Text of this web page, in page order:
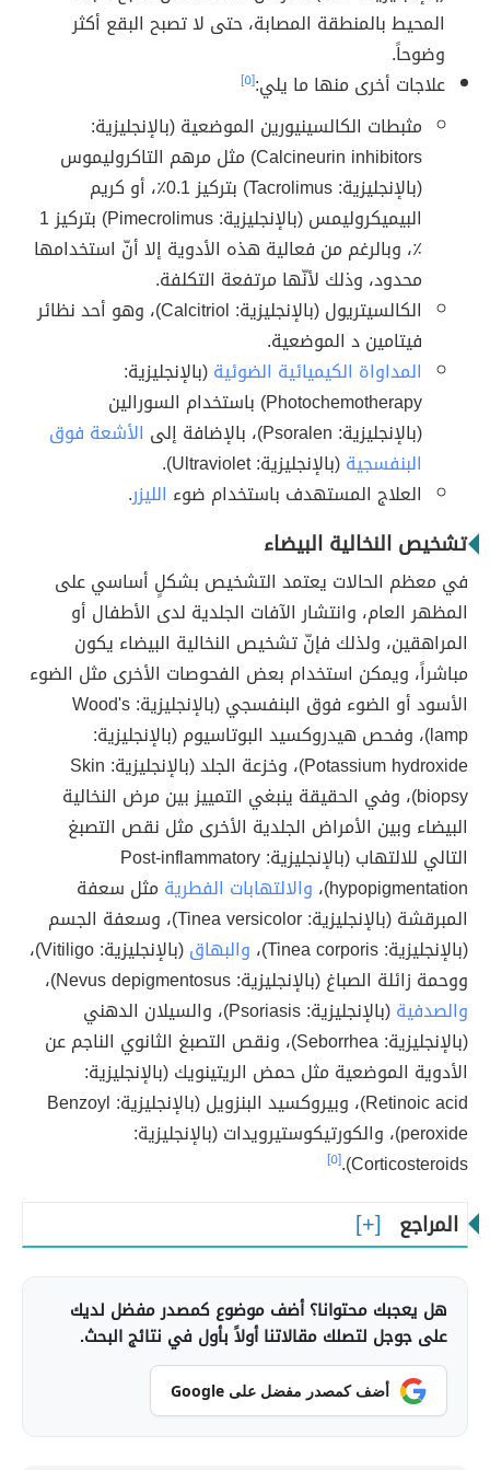
المحيط بالمنطقة المصابة، حتى لا تصبح البقع أكثر
وضوحاً.
علاجات أخرى منها ما يلي:[٥]
مثبطات الكالسينيورين الموضعية (بالإنجليزية:
Calcineurin inhibitors) مثل مرهم التاكروليموس
(بالإنجليزية: Tacrolimus) بتركيز 0.1٪، أو كريم
البيميكروليمس (بالإنجليزية: Pimecrolimus) بتركيز 1
٪، وبالرغم من فعالية هذه الأدوية إلا أنّ استخدامها
محدود، وذلك لأنّها مرتفعة التكلفة.
الكالسيتريول (بالإنجليزية: Calcitriol)، وهو أحد نظائر
فيتامين د الموضعية.
المداواة الكيميائية الضوئية(بالإنجليزية:
Photochemotherapy) باستخدام السورالين
(بالإنجليزية: Psoralen)، بالإضافة إلى
الأشعة فوق
البنفسجية(بالإنجليزية: Ultraviolet).
العلاج المستهدف باستخدام ضوء الليزر.
تشخيص النخالية البيضاء
في معظم الحالات يعتمد التشخيص بشكلٍ أساسي على
المظهر العام، وانتشار الآفات الجلدية لدى الأطفال أو
المراهقين، ولذلك فإنّ تشخيص النخالية البيضاء يكون
مباشراً، ويمكن استخدام بعض الفحوصات الأخرى مثل الضوء
الأسود أو الضوء فوق البنفسجي (بالإنجليزية: Wood's
lamp)، وفحص هيدروكسيد البوتاسيوم (بالإنجليزية:
Potassium hydroxide)، وخزعة الجلد (بالإنجليزية: Skin
biopsy)، وفي الحقيقة ينبغي التمييز بين مرض النخالية
البيضاء وبين الأمراض الجلدية الأخرى مثل نقص التصبغ
التالي للالتهاب (بالإنجليزية: Post-inflammatory
hypopigmentation)، والالتهابات الفطرية مثل سعفة
المبرقشة (بالإنجليزية: Tinea versicolor)، وسعفة الجسم
(بالإنجليزية: Tinea corporis)،
والبهاق
(بالإنجليزية: Vitiligo)،
ووحمة زائلة الصباغ (بالإنجليزية: Nevus depigmentosus)،
والصدفية
(بالإنجليزية: Psoriasis)، والسيلان الدهني
(بالإنجليزية: Seborrhea)، ونقص التصبغ الثانوي الناجم عن
الأدوية الموضعية مثل حمض الريتينويك (بالإنجليزية:
Retinoic acid)، وبيروكسيد البنزويل (بالإنجليزية: Benzoyl
peroxide)، والكورتيكوستيرويدات (بالإنجليزية:
Corticosteroids). [٥]
المراجع
هل يعجبك محتوانا؟ أضف موضوع كمصدر مفضل لديك
على جوجل لتصلك مقالاتنا أولاً بأول في نتائج البحث.
أضف كمصدر مفضل على Google